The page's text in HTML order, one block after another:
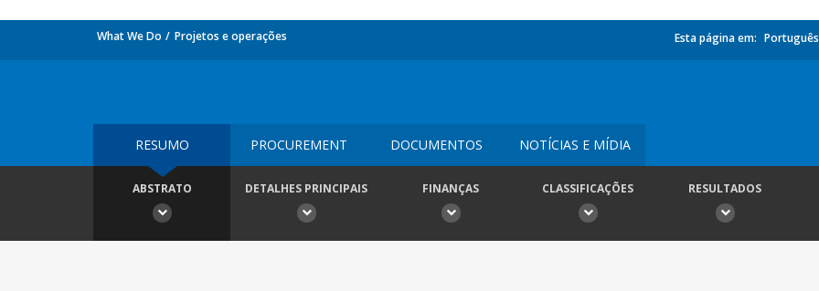
What We Do Projetos e operações Esta página em: Português
RESUMO PROCUREMENT DOCUMENTOS NOTÍCIAS E MÍDIA
ABSTRATO DETALHES PRINCIPAIS FINANÇAS CLASSIFICAÇÕES RESULTADOS